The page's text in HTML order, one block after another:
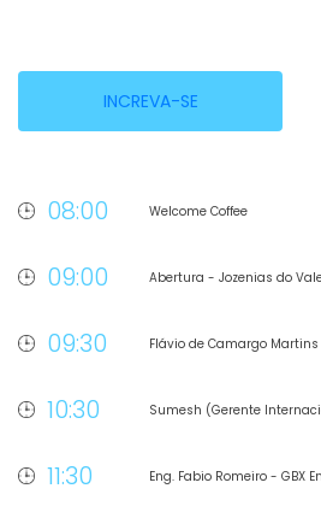
INCREVA-SE
08:00 Welcome Coffee
09:00 Abertura - Jozenias do
09:30 Flávio de Camargo
10:30 Sumesh (Gerente
11:30 Eng. Fabio Romeiro - GBX